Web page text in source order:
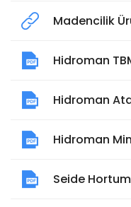
Madencilik
Hidroman
Hidroman
Hidroman
Seide